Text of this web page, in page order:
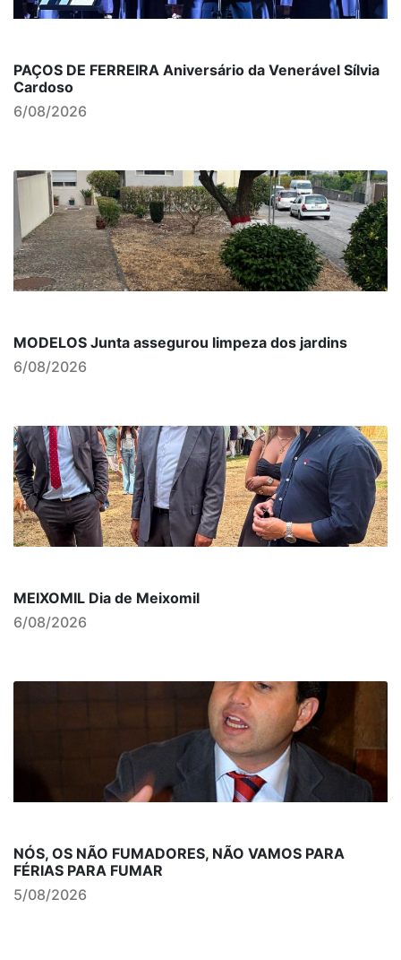
PAÇOS DE FERREIRA Aniversário da Venerável Sílvia
Cardoso
6/08/2026
MODELOS Junta assegurou limpeza dos jardins
6/08/2026
MEIXOMIL Dia de Meixomil
6/08/2026
NÓS, OS NÃO FUMADORES, NÃO VAMOS PARA
FÉRIAS PARA FUMAR
5/08/2026